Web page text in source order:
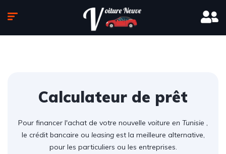
Calculateur de prêt
Pour financer l'achat de votre nouvelle voiture en Tunisie ,
le crédit bancaire ou leasingest la meilleure alternative,
pour les particuliers ou les entreprises.